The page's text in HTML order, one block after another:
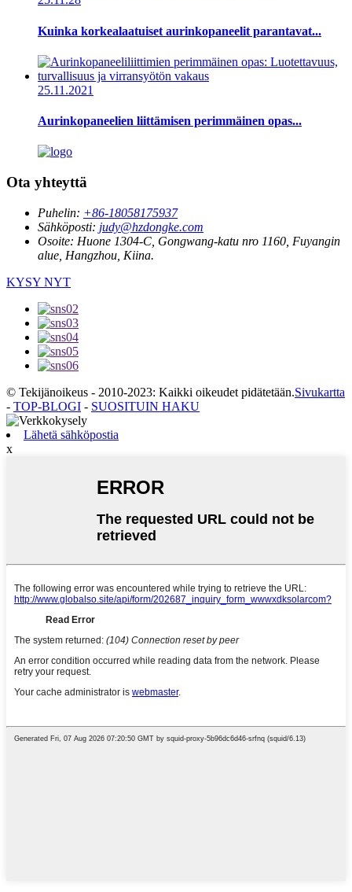
Kuinka korkealaatuiset aurinkopaneelit parantavat...
25.11.2021
Aurinkopaneelien liittämisen perimmäinen opas...
Ota yhteyttä
Puhelin: +86-18058175937
Sähköposti: judy@hzdongke.com
Osoite: Huone 1304-C, Gongwang-katu nro 1160, Fuyangin
alue, Hangzhou, Kiina.
KYSY NYT
© Tekijänoikeus - 2010-2023: Kaikki oikeudet pidätetään.Sivukartta
- TOP-BLOGI - SUOSITUIN HAKU
Lähetä sähköpostia
x